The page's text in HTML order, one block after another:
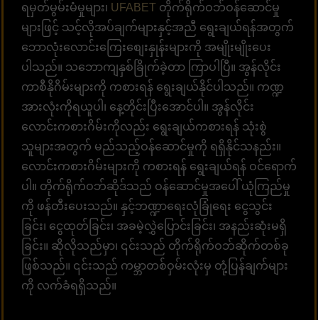
ရမှတ်မွမ်းမံမှုများ၊ UFABET တိုက်ရိုက်ဝဘ်ဝန်ဆောင်မှု
များဖြင့် သင့်လိုအပ်ချက်များနှင့်အညီ ရွေးချယ်ရန်အတွက်
ဘောလုံးလောင်းကြေးစျေးနှုန်းများကို အမျိုးမျိုးပေး
ပါသည်။ သဘောကျနှစ်ခြိုက်ခဲ့တာ ကြာပါပြီ။ အွန်လိုင်း
ကာစီနိုဂိမ်းများကို ကစားရန် ရွေးချယ်နိုင်ပါသည်။ ကဏ္ဍ
အားလုံးကိုရယူပါ၊ နေ့တိုင်းပြီးအောင်ပါ။ အွန်လိုင်း
လောင်းကစားဂိမ်းကိုလည်း ရွေးချယ်ကစားရန် သုံးစွဲ
သူများအတွက် မည်သည့်ဝန်ဆောင်မှုကို ရရှိနိုင်သနည်း။
လောင်းကစားဂိမ်းများကို ကစားရန် ရွေးချယ်ရန် ဝင်ရောက်
ပါ။ တိုက်ရိုက်ဝဘ်ဆိုဒ်သည် ဝန်ဆောင်မှုအပေါ် ယုံကြည်မှု
ကို ဖန်တီးပေးသည်။ နှင့်ဘဏ္ဍာရေးလုံခြုံရေး ငွေသွင်း
ခြင်း၊ ငွေထုတ်ခြင်း၊ အခမဲ့လွှဲပြောင်းခြင်း၊ အနည်းဆုံးမရှိ
ခြင်း။ ဆိုလိုသည်မှာ၊ ၎င်းသည် တိုက်ရိုက်ဝဘ်ဆိုက်တစ်ခု
ဖြစ်သည်။ ၎င်းသည် ကမ္ဘာတစ်ဝှမ်းလုံးမှ တုံ့ပြန်ချက်များ
ကို လက်ခံရရှိသည်။